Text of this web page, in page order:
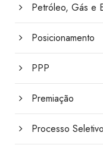
Petróleo, Gás e
Posicionamento
PPP
Premiação
Processo Seletivo